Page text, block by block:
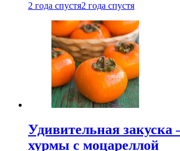
2 года спустя2 года спустя
Удивительная
хурмы с моцареллой